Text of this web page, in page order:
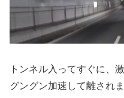
トンネル入ってすぐに、
グングン加速して離されま